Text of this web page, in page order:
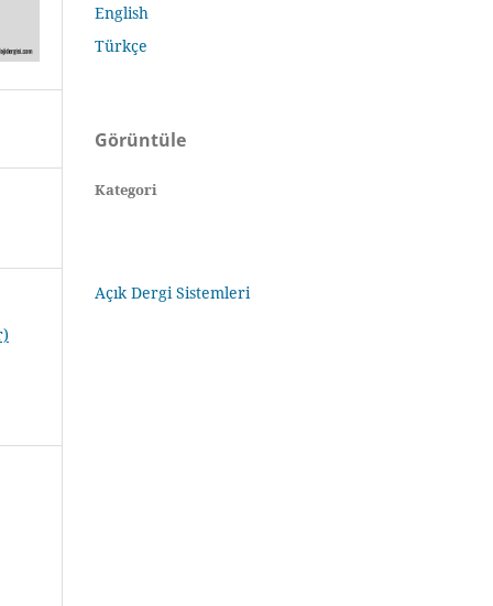
English
Türkçe
Görüntüle
Kategori
Açık Dergi Sistemleri